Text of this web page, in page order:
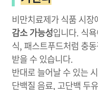
비만치료제가 식품 시
감소 가능성입니다. 식
식, 패스트푸드처럼 충
받을 수 있습니다.
반대로 늘어날 수 있는
단백질 음료, 고단백 두